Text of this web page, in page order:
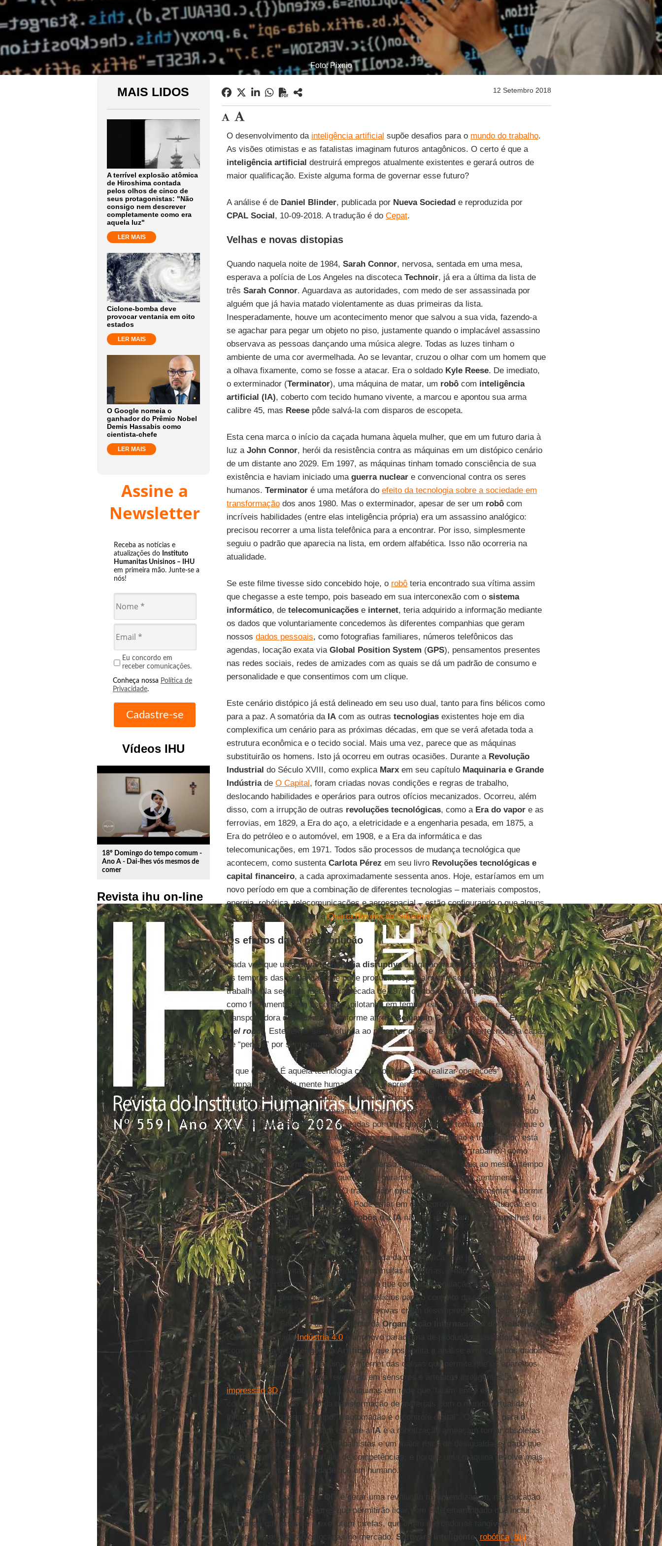
Foto: Pixnio
MAIS LIDOS
A terrível explosão atômica
de Hiroshima contada
pelos olhos de cinco de
seus protagonistas: "Não
consigo nem descrever
completamente como era
aquela luz"
LER MAIS
Ciclone-bomba deve
provocar ventania em oito
estados
LER MAIS
O Google nomeia o
ganhador do Prêmio Nobel
Demis Hassabis como
cientista-chefe
LER MAIS
Assine a
Newsletter
Receba as notícias e
atualizações do Instituto
Humanitas Unisinos – IHU
em primeira mão. Junte-se a
nós!
Eu concordo em
receber comunicações.
Conheça nossa Política de
Privacidade.
Vídeos IHU
play_circle_outline
18º Domingo do tempo comum -
Ano A - Dai-lhes vós mesmos de
comer
Revista ihu on-line
12 Setembro 2018
O desenvolvimento da inteligência artificial supõe desafios para o mundo do trabalho.
As visões otimistas e as fatalistas imaginam futuros antagônicos. O certo é que a
inteligência artificial destruirá empregos atualmente existentes e gerará outros de
maior qualificação. Existe alguma forma de governar esse futuro?
A análise é de Daniel Blinder, publicada por Nueva Sociedade reproduzida por
CPAL Social, 10-09-2018. A tradução é do Cepat.
Velhas e novas distopias
Quando naquela noite de 1984, Sarah Connor, nervosa, sentada em uma mesa,
esperava a polícia de Los Angeles na discoteca Technoir, já era a última da lista de
três Sarah Connor. Aguardava as autoridades, com medo de ser assassinada por
alguém que já havia matado violentamente as duas primeiras da lista.
Inesperadamente, houve um acontecimento menor que salvou a sua vida, fazendo-a
se agachar para pegar um objeto no piso, justamente quando o implacável assassino
observava as pessoas dançando uma música alegre. Todas as luzes tinham o
ambiente de uma cor avermelhada. Ao se levantar, cruzou o olhar com um homem que
a olhava fixamente, como se fosse a atacar. Era o soldado Kyle Reese. De imediato,
o exterminador (Terminator), uma máquina de matar, um robôcom inteligência
artificial (IA), coberto com tecido humano vivente, a marcou e apontou sua arma
calibre 45, mas Reesepôde salvá-la com disparos de escopeta.
Esta cena marca o início da caçada humana àquela mulher, que em um futuro daria à
luz a John Connor, herói da resistência contra as máquinas em um distópico cenário
de um distante ano 2029. Em 1997, as máquinas tinham tomado consciência de sua
existência e haviam iniciado uma guerra nucleare convencional contra os seres
humanos. Terminatoré uma metáfora do efeito da tecnologia sobre a sociedade em
transformaçãodos anos 1980. Mas o exterminador, apesar de ser um robôcom
incríveis habilidades (entre elas inteligência própria) era um assassino analógico:
precisou recorrer a uma lista telefônica para a encontrar. Por isso, simplesmente
seguiu o padrão que aparecia na lista, em ordem alfabética. Isso não ocorreria na
atualidade.
Se este filme tivesse sido concebido hoje, o robôteria encontrado sua vítima assim
que chegasse a este tempo, pois baseado em sua interconexão com o sistema
informático, de telecomunicaçõese internet, teria adquirido a informação mediante
os dados que voluntariamente concedemos às diferentes companhias que geram
nossos dados pessoais, como fotografias familiares, números telefônicos das
agendas, locação exata via Global Position System (GPS), pensamentos presentes
nas redes sociais, redes de amizades com as quais se dá um padrão de consumo e
personalidade e que consentimos com um clique.
Este cenário distópico já está delineado em seu uso dual, tanto para fins bélicos como
para a paz. A somatória da IAcom as outras tecnologiasexistentes hoje em dia
complexifica um cenário para as próximas décadas, em que se verá afetada toda a
estrutura econômica e o tecido social. Mais uma vez, parece que as máquinas
substituirão os homens. Isto já ocorreu em outras ocasiões. Durante aRevolução
Industrial do Século XVIII, como explica Marxem seu capítulo Maquinaria e Grande
Indústria de O Capital, foram criadas novas condições e regras de trabalho,
deslocando habilidades e operários para outros ofícios mecanizados. Ocorreu, além
disso, com a irrupção de outras revoluções tecnológicas, como a Era do vapore as
ferrovias, em 1829, a Era do aço, a eletricidade e a engenharia pesada, em 1875, a
Era do petróleo e o automóvel, em 1908, e a Era da informática e das
telecomunicações, em 1971. Todos são processos de mudança tecnológica que
acontecem, como sustenta Carlota Pérez em seu livro Revoluções tecnológicas e
capital financeiro, a cada aproximadamente sessenta anos. Hoje, estaríamos em um
novo período em que a combinação de diferentes tecnologias – materiais compostos,
energia, robótica, telecomunicações e aeroespacial – estão configurando o que alguns
economistas denominam aQuarta Revolução Industrial.
Os efeitos da IA na produção
Cada vez que umanova tecnologia disruptivachega ao mundo da produção, surgem
os temores das mudanças que pode produzir, especialmente sobre o mundo do
trabalho. Na segunda metade da década de 1970, o robô e a automação ingressaram
como ferramentas em ascensão, pilotando em tempo real a produção na esteira
transportadora das fábricas, conforme afirmaBenjamin Coriat em seu livroEl taller
y el robot . Este temor se aprofunda ao perceber que se trata de uma tecnologia capaz
de “pensar” por si mesma.
O que é aIA
? É aquela tecnologia com capacidade de realizar operações
comparáveis às da mente humana, como a aprendizagem ou o raciocínio lógico. A
inteligência humanaé capaz de entender, compreender e resolver problemas. AIA
pode tomar decisões por si mesma, que no sistema produtivo, ao estar regulado sob
um parâmetro de variáveis executadas por um computador, a torna mais efetiva que o
trabalhador de carne e osso. Além disso, o sujeito, como cidadão e trabalhador, está
preso a uma série de regulações formais que compõem a vida do trabalho - como
salário mínimo, jornada de trabalho, descanso, produtividade -, mas ao mesmo tempo
está envolvido em uma trama que o torna puramente humano - tem sentimentos,
opiniões, amizades e família -. O trabalhador precisa parar para se alimentar e dormir
para ter certo grau de efetividade. Pode estar em desacordo com a sua situação e o
seu ambiente social e político. Osrobôse aIAnão: só executam a ação que lhes foi
encomendada.
SegundoPérez , aIAé uma forma avançada da informática, que junto à robótica
conseguirá aumentar a produtividade em muitas indústrias, e não representa um
perigo em si para os trabalhadores, posto que com uma regulação adequada e a
adaptação ao seu uso poderá trazer benefícios para o conjunto da sociedade.
Seguindo a autora, todas as tecnologias novas criam desemprego e depois geram um
salto à frente. Segundo um documento daOrganização Internacional do Trabalho
(
OIT), “a chamadaIndústria 4.0é um novo paradigma de produção, baseado na
convergência da
Inteligência Artificial, que possibilita a análise avançada dos dados
e a interface humana – máquina; a internet das coisas que permite que os aparelhos
se comuniquem e haja uma revolução em sensores e artefatos inteligentes, a
impressão 3De a robótica. (...). Máquinas em rede que ‘falam’ entre elas e que
combinam o mundo físico da transformação de materiais com o mundo virtual da
informação ao mesmo tempo, a automação e o controle digital”. Os riscos para o
mundo do trabalho redundam em que aIAe a robotização ameaçam tornar obsoletas
as distintas especializações trabalhistas e um maior risco de desigualdade, dado que
muitos ficarão de fora por falta de competências, e porque uma máquina resolve mais
rápido e em maior quantidade que um humano.
A possível solução para a OITé gerar uma revolução na aprendizagem, na educação
e na empregabilidade, pilares que permitirão lidar com este emaranhado que inclui
máquinas que pensam e executam tarefas, que criam mercadorias tangíveis e
intangíveis que serão colocadas no mercado.Software inteligente, robótica,Big